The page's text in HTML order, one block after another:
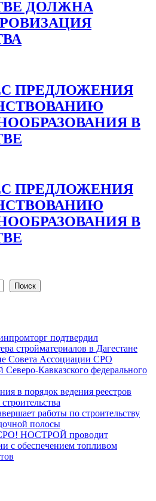
ДОЛЖНА
ПРЕДЛОЖЕНИЯ
В
ПРЕДЛОЖЕНИЯ
В
Поиск
подтвердил
стройматериалов в Дагестане
Совета Ассоциации СРО
Северо-Кавказского федерального
в порядок ведения реестров
работы по строительству
полосы
НОСТРОЙ проводит
с обеспечением топливом